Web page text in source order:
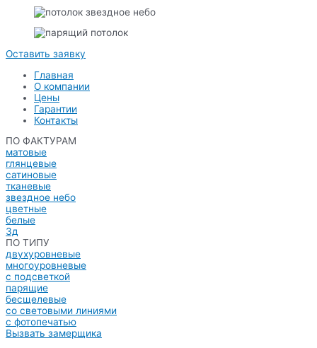
Оставить заявку
Главная
О компании
Цены
Гарантии
Контакты
ПО ФАКТУРАМ
матовые
глянцевые
сатиновые
тканевые
звездное небо
цветные
белые
3д
ПО ТИПУ
двухуровневые
многоуровневые
с подсветкой
парящие
бесщелевые
со световыми линиями
с фотопечатью
Вызвать замерщика